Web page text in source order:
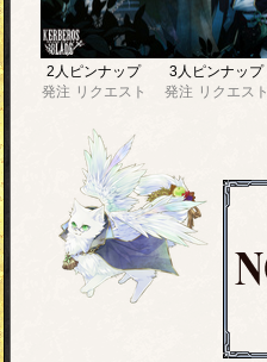
2人ピンナップ
発注 リクエスト
3人ピンナップ
発注 リクエスト